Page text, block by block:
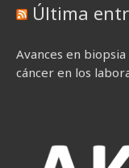
Última
Avances en
cáncer en los